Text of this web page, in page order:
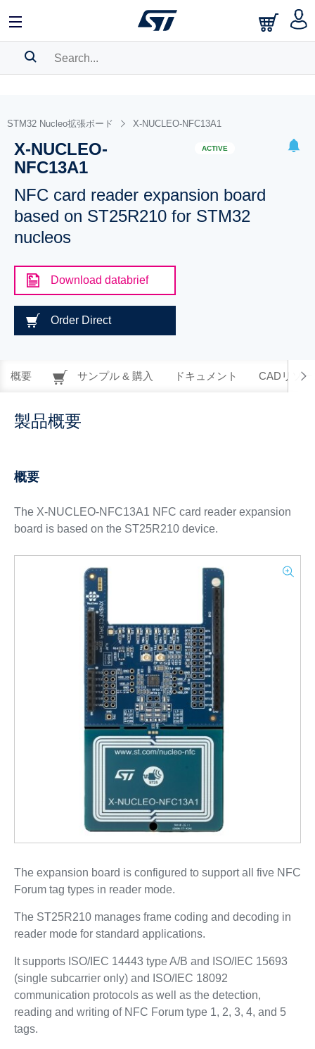
BOOKMARK
Pleaselog into show your saved searches.
STM32 Nucleo拡張ボード X-NUCLEO-NFC13A1
X-NUCLEO-
NFC13A1
ACTIVE
NFC card reader expansion board
based on ST25R210 for STM32
nucleos
Download databrief
Order Direct
概要 サンプル & 購入 ドキュメント CADリソー
製品概要
概要
The X-NUCLEO-NFC13A1 NFC card reader expansion
board is based on the ST25R210 device.
The expansion board is configured to support all five NFC
Forum tag types in reader mode.
The ST25R210 manages frame coding and decoding in
reader mode for standard applications.
It supports ISO/IEC 14443 type A/B and ISO/IEC 15693
(single subcarrier only) and ISO/IEC 18092
communication protocols as well as the detection,
reading and writing of NFC Forum type 1, 2, 3, 4, and 5
tags.